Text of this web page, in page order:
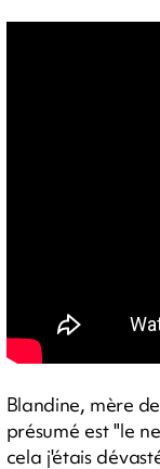
Blandine, mère
présumé est "le
cela j'étais